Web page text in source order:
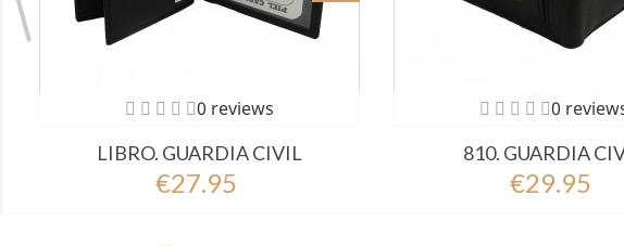
0 reviews
LIBRO. GUARDIA CIVIL
€27.95
0
810. GUARDIA
€29.95